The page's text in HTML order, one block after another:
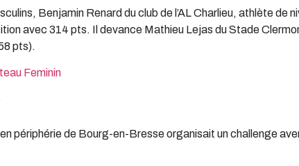
Benjamin Renard du club de l’AL Charlieu, athlète de
avec 314 pts. Il devance Mathieu Lejas du Stade
pts).
Feminin
périphérie de Bourg-en-Bresse organisait un challenge